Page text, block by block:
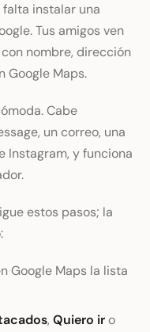
instalar una
Tus amigos ven
nombre, dirección
Google Maps.
Cabe
un correo, una
Instagram, y funciona
estos pasos; la
Google Maps la lista
, Quiero iro